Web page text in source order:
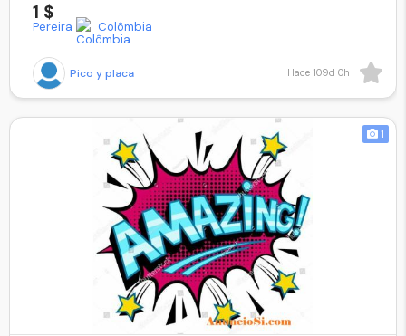
1 $
Pico y placa
Pereira Colômbia
Hace 109d 0h
1